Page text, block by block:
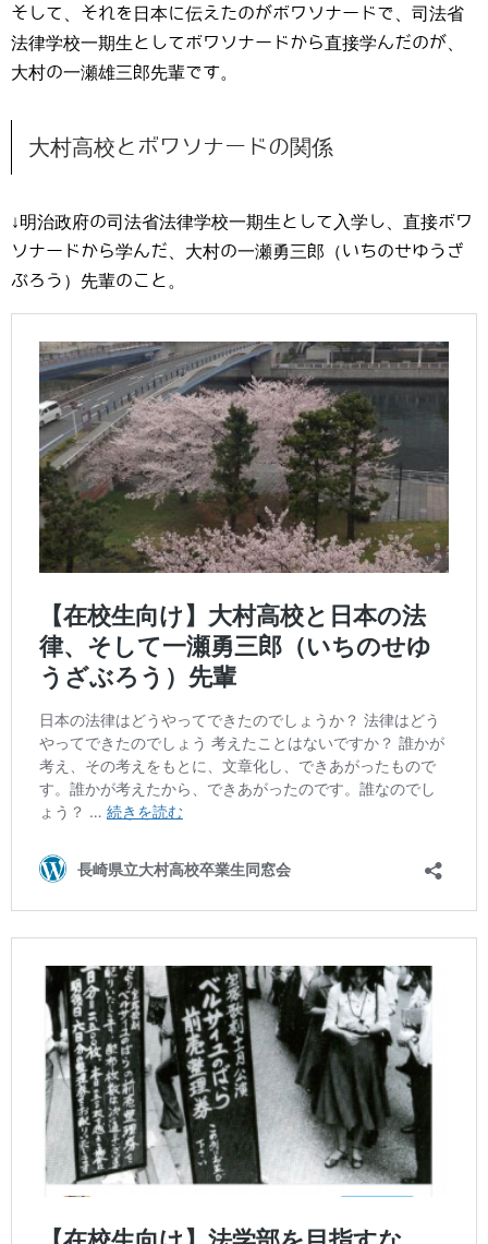
そして、それを日本に伝えたのがボワソナードで、司法省
法律学校一期生としてボワソナードから直接学んだのが、
大村の一瀬雄三郎先輩です。
大村高校とボワソナードの関係
↓明治政府の司法省法律学校一期生として入学し、直接ボワ
ソナードから学んだ、大村の一瀬勇三郎（いちのせゆうざ
ぶろう）先輩のこと。